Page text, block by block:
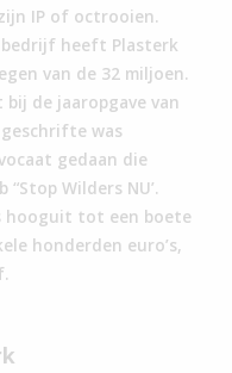
IP of octrooien.
heeft Plasterk
van de 32 miljoen.
de jaaropgave van
geschrifte was
gedaan die
Wilders NU’.
hooguit tot een boete
honderden euro’s,